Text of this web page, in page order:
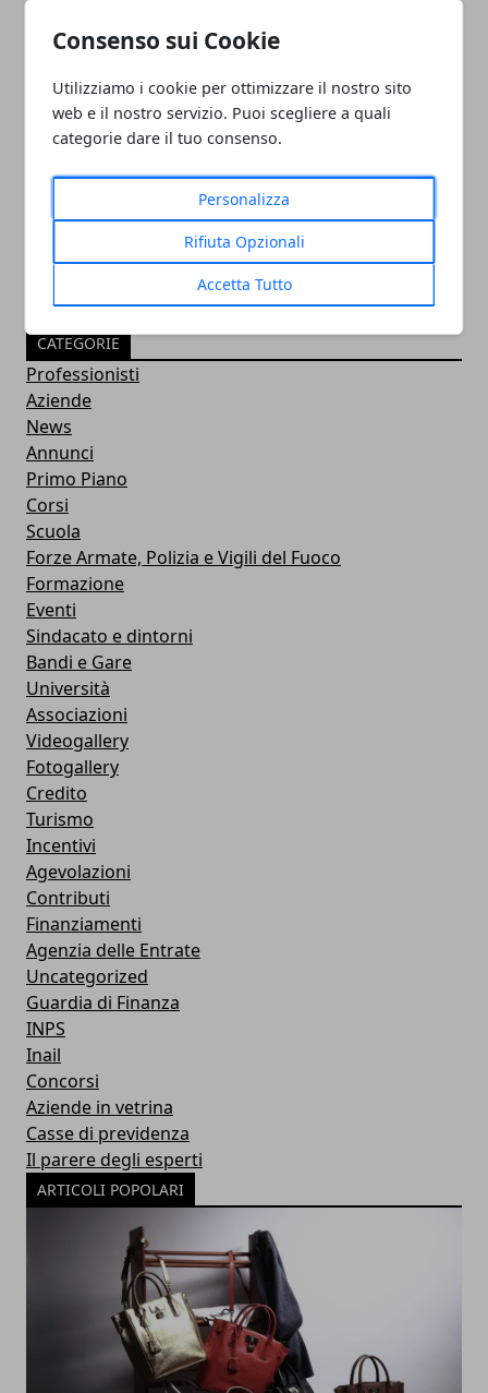
Consenso sui Cookie
Utilizziamo i cookie per ottimizzare il nostro sito
web e il nostro servizio. Puoi scegliere a quali
categorie dare il tuo consenso.
Personalizza
Rifiuta Opzionali
Accetta Tutto
PULITORE COORDINATORE
CATEGORIE
Professionisti
Aziende
News
Annunci
Primo Piano
Corsi
Scuola
Forze Armate, Polizia e Vigili del Fuoco
Formazione
Eventi
Sindacato e dintorni
Bandi e Gare
Università
Associazioni
Videogallery
Fotogallery
Credito
Turismo
Incentivi
Agevolazioni
Contributi
Finanziamenti
Agenzia delle Entrate
Uncategorized
Guardia di Finanza
INPS
Inail
Concorsi
Aziende in vetrina
Casse di previdenza
Il parere degli esperti
ARTICOLI POPOLARI